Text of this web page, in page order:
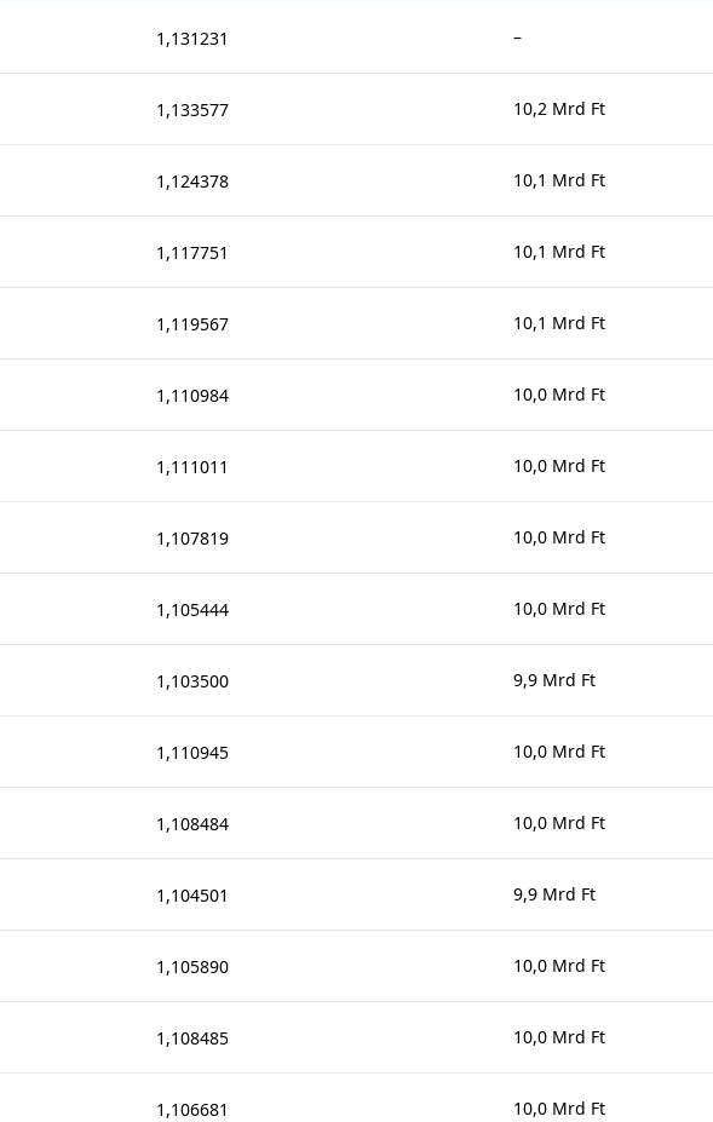
1,131231 –
1,133577 10,2 Mrd Ft
1,124378 10,1 Mrd Ft
1,117751 10,1 Mrd Ft
1,119567 10,1 Mrd Ft
1,110984 10,0 Mrd Ft
1,111011 10,0 Mrd Ft
1,107819 10,0 Mrd Ft
1,105444 10,0 Mrd Ft
1,103500 9,9 Mrd Ft
1,110945 10,0 Mrd Ft
1,108484 10,0 Mrd Ft
1,104501 9,9 Mrd Ft
1,105890 10,0 Mrd Ft
1,108485 10,0 Mrd Ft
1,106681 10,0 Mrd Ft